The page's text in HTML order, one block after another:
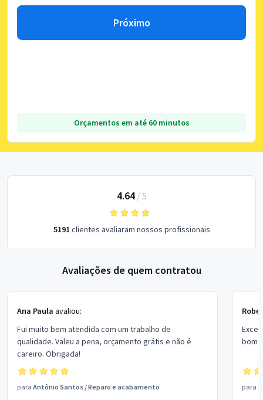
Próximo
Orçamentos em até 60 minutos
4.64/ 5
5191 clientes avaliaram nossos profissionais
Avaliações de quem contratou
Ana Paula avaliou:
Fui muito bem atendida com um trabalho de
qualidade. Valeu a pena, orçamento grátis e não é
careiro. Obrigada!
para Antônio Santos /Reparo e acabamento
bom
para